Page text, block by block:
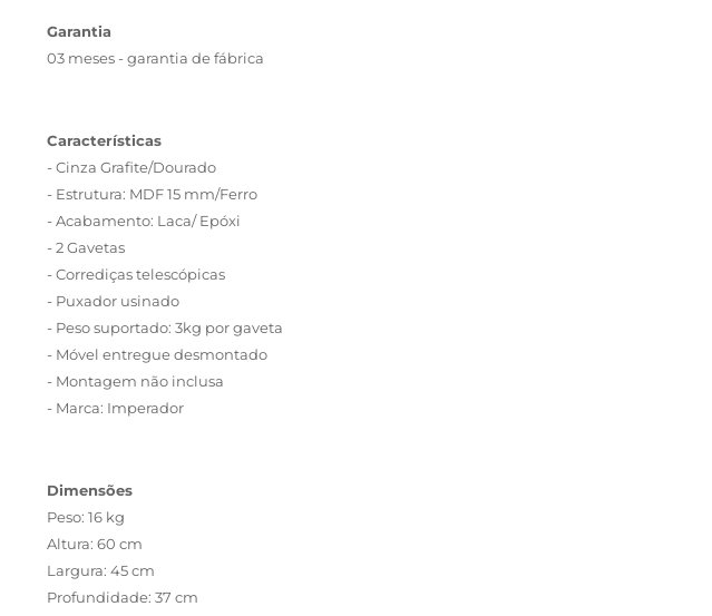
Garantia
03 meses - garantia de fábrica
Características
- Cinza Grafite/Dourado
- Estrutura: MDF 15 mm/Ferro
- Acabamento: Laca/ Epóxi
- 2 Gavetas
- Corrediças telescópicas
- Puxador usinado
- Peso suportado: 3kg por gaveta
- Móvel entregue desmontado
- Montagem não inclusa
- Marca: Imperador
Dimensões
Peso: 16 kg
Altura: 60 cm
Largura: 45 cm
Profundidade: 37 cm